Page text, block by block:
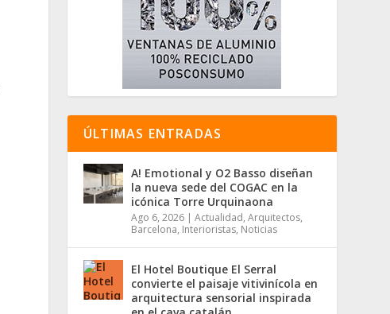
ÚLTIMAS ENTRADAS
A! Emotional y O2 Basso diseñan
la nueva sede del COGAC en la
icónica Torre Urquinaona
Ago 6, 2026 | Actualidad, Arquitectos,
Barcelona, Interioristas, Noticias
El Hotel Boutique El Serral
convierte el paisaje vitivinícola en
arquitectura sensorial inspirada